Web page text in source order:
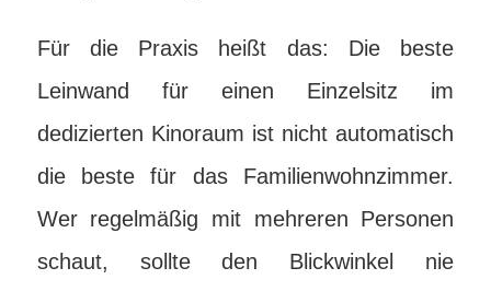
Für die Praxis heißt das: Die beste
Leinwand für einen Einzelsitz im
dedizierten Kinoraum ist nicht automatisch
die beste für das Familienwohnzimmer.
Wer regelmäßig mit mehreren Personen
schaut, sollte den Blickwinkel nie